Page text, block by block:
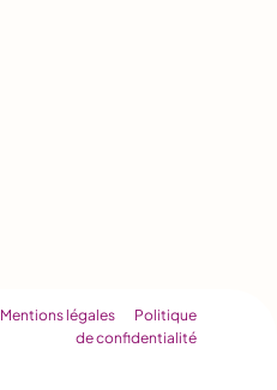
Mentions légales
Politique
de confidentialité